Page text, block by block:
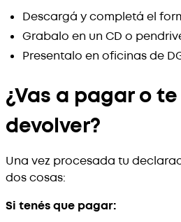
Descargá y completá el
Grabalo en un CD o
Presentalo en oficinas de
¿Vas a pagar o
devolver?
Una vez procesada tu
dos cosas:
Si tenés que pagar: